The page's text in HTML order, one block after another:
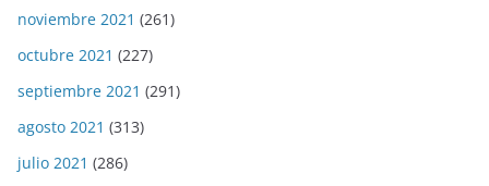
noviembre 2021 (261)
octubre 2021 (227)
septiembre 2021 (291)
agosto 2021 (313)
julio 2021 (286)